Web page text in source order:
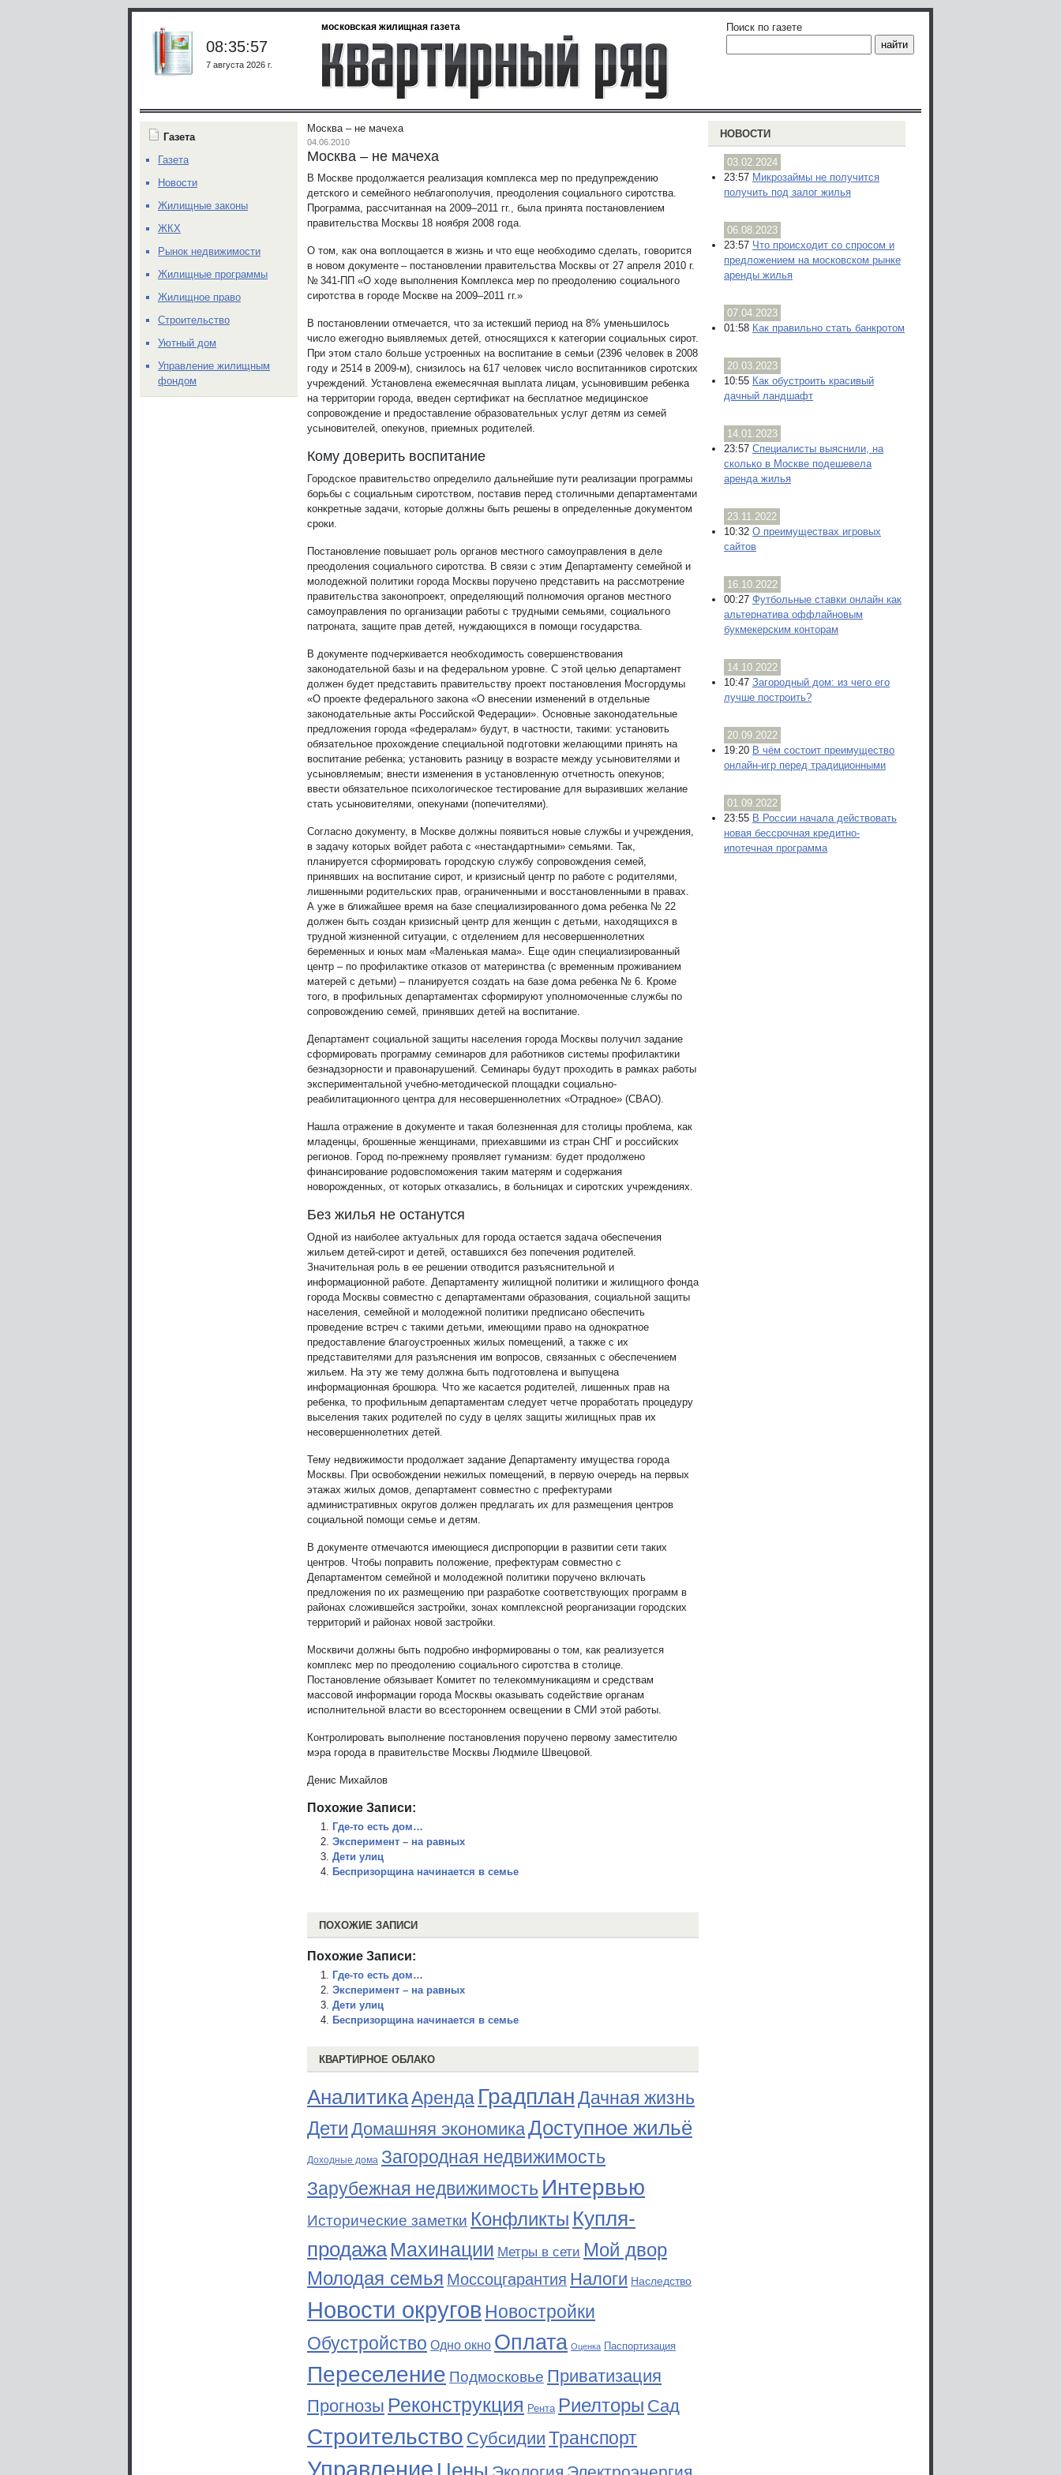
московская жилищная газета
08:35:57
7 августа 2026 г.
Поиск по газете
Москва – не мачеха
04.06.2010
Москва – не мачеха
В Москве продолжается реализация комплекса мер по предупреждению
детского и семейного неблагополучия, преодоления социального сиротства.
Программа, рассчитанная на 2009–2011 гг., была принята постановлением
правительства Москвы 18 ноября 2008 года.
О том, как она воплощается в жизнь и что еще необходимо сделать, говорится
в новом документе – постановлении правительства Москвы от 27 апреля 2010 г.
№ 341-ПП «О ходе выполнения Комплекса мер по преодолению социального
сиротства в городе Москве на 2009–2011 гг.»
В постановлении отмечается, что за истекший период на 8% уменьшилось
число ежегодно выявляемых детей, относящихся к категории социальных сирот.
При этом стало больше устроенных на воспитание в семьи (2396 человек в 2008
году и 2514 в 2009-м), снизилось на 617 человек число воспитанников сиротских
учреждений. Установлена ежемесячная выплата лицам, усыновившим ребенка
на территории города, введен сертификат на бесплатное медицинское
сопровождение и предоставление образовательных услуг детям из семей
усыновителей, опекунов, приемных родителей.
Кому доверить воспитание
Городское правительство определило дальнейшие пути реализации программы
борьбы с социальным сиротством, поставив перед столичными департаментами
конкретные задачи, которые должны быть решены в определенные документом
сроки.
Постановление повышает роль органов местного самоуправления в деле
преодоления социального сиротства. В связи с этим Департаменту семейной и
молодежной политики города Москвы поручено представить на рассмотрение
правительства законопроект, определяющий полномочия органов местного
самоуправления по организации работы с трудными семьями, социального
патроната, защите прав детей, нуждающихся в помощи государства.
В документе подчеркивается необходимость совершенствования
законодательной базы и на федеральном уровне. С этой целью департамент
должен будет представить правительству проект постановления Мосгордумы
«О проекте федерального закона «О внесении изменений в отдельные
законодательные акты Российской Федерации». Основные законодательные
предложения города «федералам» будут, в частности, такими: установить
обязательное прохождение специальной подготовки желающими принять на
воспитание ребенка; установить разницу в возрасте между усыновителями и
усыновляемым; внести изменения в установленную отчетность опекунов;
ввести обязательное психологическое тестирование для выразивших желание
стать усыновителями, опекунами (попечителями).
Согласно документу, в Москве должны появиться новые службы и учреждения,
в задачу которых войдет работа с «нестандартными» семьями. Так,
планируется сформировать городскую службу сопровождения семей,
принявших на воспитание сирот, и кризисный центр по работе с родителями,
лишенными родительских прав, ограниченными и восстановленными в правах.
А уже в ближайшее время на базе специализированного дома ребенка № 22
должен быть создан кризисный центр для женщин с детьми, находящихся в
трудной жизненной ситуации, с отделением для несовершеннолетних
беременных и юных мам «Маленькая мама». Еще один специализированный
центр – по профилактике отказов от материнства (с временным проживанием
матерей с детьми) – планируется создать на базе дома ребенка № 6. Кроме
того, в профильных департаментах сформируют уполномоченные службы по
сопровождению семей, принявших детей на воспитание.
Департамент социальной защиты населения города Москвы получил задание
сформировать программу семинаров для работников системы профилактики
безнадзорности и правонарушений. Семинары будут проходить в рамках работы
экспериментальной учебно-методической площадки социально-
реабилитационного центра для несовершеннолетних «Отрадное» (СВАО).
Нашла отражение в документе и такая болезненная для столицы проблема, как
младенцы, брошенные женщинами, приехавшими из стран СНГ и российских
регионов. Город по-прежнему проявляет гуманизм: будет продолжено
финансирование родовспоможения таким матерям и содержания
новорожденных, от которых отказались, в больницах и сиротских учреждениях.
Без жилья не останутся
Одной из наиболее актуальных для города остается задача обеспечения
жильем детей-сирот и детей, оставшихся без попечения родителей.
Значительная роль в ее решении отводится разъяснительной и
информационной работе. Департаменту жилищной политики и жилищного фонда
города Москвы совместно с департаментами образования, социальной защиты
населения, семейной и молодежной политики предписано обеспечить
проведение встреч с такими детьми, имеющими право на однократное
предоставление благоустроенных жилых помещений, а также с их
представителями для разъяснения им вопросов, связанных с обеспечением
жильем. На эту же тему должна быть подготовлена и выпущена
информационная брошюра. Что же касается родителей, лишенных прав на
ребенка, то профильным департаментам следует четче проработать процедуру
выселения таких родителей по суду в целях защиты жилищных прав их
несовершеннолетних детей.
Тему недвижимости продолжает задание Департаменту имущества города
Москвы. При освобождении нежилых помещений, в первую очередь на первых
этажах жилых домов, департамент совместно с префектурами
административных округов должен предлагать их для размещения центров
социальной помощи семье и детям.
В документе отмечаются имеющиеся диспропорции в развитии сети таких
центров. Чтобы поправить положение, префектурам совместно с
Департаментом семейной и молодежной политики поручено включать
предложения по их размещению при разработке соответствующих программ в
районах сложившейся застройки, зонах комплексной реорганизации городских
территорий и районах новой застройки.
Москвичи должны быть подробно информированы о том, как реализуется
комплекс мер по преодолению социального сиротства в столице.
Постановление обязывает Комитет по телекоммуникациям и средствам
массовой информации города Москвы оказывать содействие органам
исполнительной власти во всестороннем освещении в СМИ этой работы.
Контролировать выполнение постановления поручено первому заместителю
мэра города в правительстве Москвы Людмиле Швецовой.
Денис Михайлов
Похожие Записи:
Где-то есть дом…
Эксперимент – на равных
Дети улиц
Беспризорщина начинается в семье
ПОХОЖИЕ ЗАПИСИ
Похожие Записи:
Где-то есть дом…
Эксперимент – на равных
Дети улиц
Беспризорщина начинается в семье
КВАРТИРНОЕ ОБЛАКО
АналитикаАренда ГрадпланДачная жизнь
Дети Домашняя экономикаДоступное жильё
Доходные дома Загородная недвижимость
Зарубежная недвижимость Интервью
Исторические заметки Конфликты Купля-
продажа Махинации Метры в сети Мой двор
Молодая семья Моссоцгарантия Налоги Наследство
Новости округов Новостройки
Обустройство Одно окно Оплата Оценка Паспортизация
Переселение Подмосковье Приватизация
Прогнозы Реконструкция Рента Риелторы Сад
Строительство Субсидии Транспорт
Управление Цены
НОВОСТИ
03.02.2024
23:57 Микрозаймы не получится
получить под залог жилья
06.08.2023
23:57 Что происходит со спросом и
предложением на московском рынке
аренды жилья
07.04.2023
01:58 Как правильно стать банкротом
20.03.2023
10:55 Как обустроить красивый
дачный ландшафт
14.01.2023
23:57 Специалисты выяснили, на
сколько в Москве подешевела
аренда жилья
23.11.2022
10:32 О преимуществах игровых
сайтов
16.10.2022
00:27 Футбольные ставки онлайн как
альтернатива оффлайновым
букмекерским конторам
14.10.2022
10:47 Загородный дом: из чего его
лучше построить?
20.09.2022
19:20 В чём состоит преимущество
онлайн-игр перед традиционными
01.09.2022
23:55 В России начала действовать
новая бессрочная кредитно-
ипотечная программа
Газета
Газета
Новости
Жилищные законы
ЖКХ
Рынок недвижимости
Жилищные программы
Жилищное право
Строительство
Уютный дом
Управление жилищным
фондом